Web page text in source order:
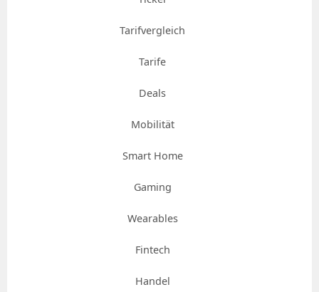
Tarifvergleich
Tarife
Deals
Mobilität
Smart Home
Gaming
Wearables
Fintech
Handel